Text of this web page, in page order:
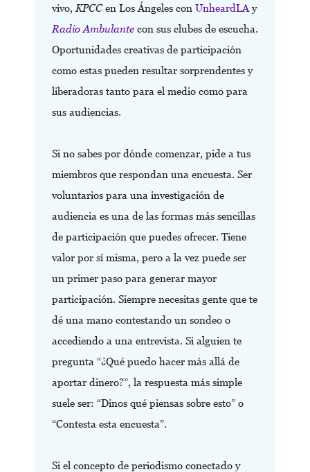
vivo, KPCCen Los Ángeles con UnheardLAy
Radio Ambulante con sus clubes de escucha.
Oportunidades creativas de participación
como estas pueden resultar sorprendentes y
liberadoras tanto para el medio como para
sus audiencias.
Si no sabes por dónde comenzar, pide a tus
miembros que respondan una encuesta. Ser
voluntarios para una investigación de
audiencia es una de las formas más sencillas
de participación que puedes ofrecer. Tiene
valor por sí misma, pero a la vez puede ser
un primer paso para generar mayor
participación. Siempre necesitas gente que te
dé una mano contestando un sondeo o
accediendo a una entrevista. Si alguien te
pregunta “¿Qué puedo hacer más allá de
aportar dinero?”, la respuesta más simple
suele ser: “Dinos qué piensas sobre esto” o
“Contesta esta encuesta”.
Si el concepto de periodismo conectado y